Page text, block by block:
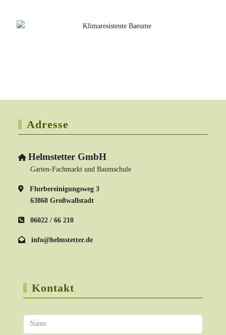
Adresse
Helmstetter GmbH
Garten-Fachmarkt und Baumschule
Flurbereinigungsweg 3
63868 Großwallstadt
06022 / 66 210
info@helmstetter.de
Kontakt